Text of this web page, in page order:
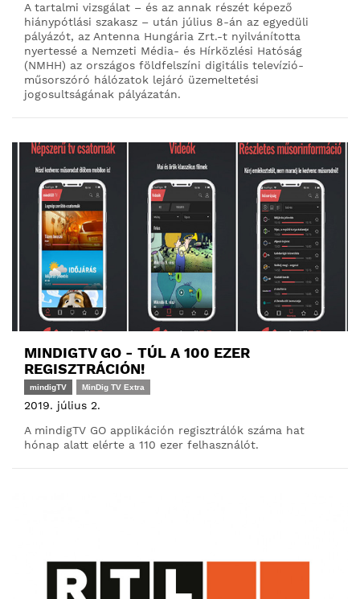
A tartalmi vizsgálat – és az annak részét képező
hiánypótlási szakasz – után július 8-án az egyedüli
pályázót, az Antenna Hungária Zrt.-t nyilvánította
nyertessé a Nemzeti Média- és Hírközlési Hatóság
(NMHH) az országos földfelszíni digitális televízió-
műsorszóró hálózatok lejáró üzemeltetési
jogosultságának pályázatán.
MINDIGTV GO - TÚL A 100 EZER
REGISZTRÁCIÓN!
mindigTV MinDig TV Extra
2019. július 2.
A mindigTV GO applikáción regisztrálók száma hat
hónap alatt elérte a 110 ezer felhasználót.